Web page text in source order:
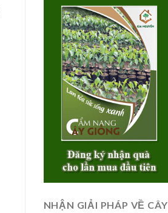
NHẬN GIẢI PHÁP VỀ CÂY